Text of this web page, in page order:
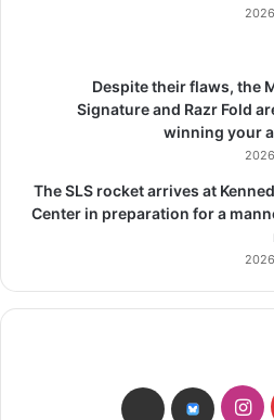
Despite their flaws, the
Signature and Razr Fold
winning your
The SLS rocket arrives at
Center in preparation for a
انستقرامbsky
threads